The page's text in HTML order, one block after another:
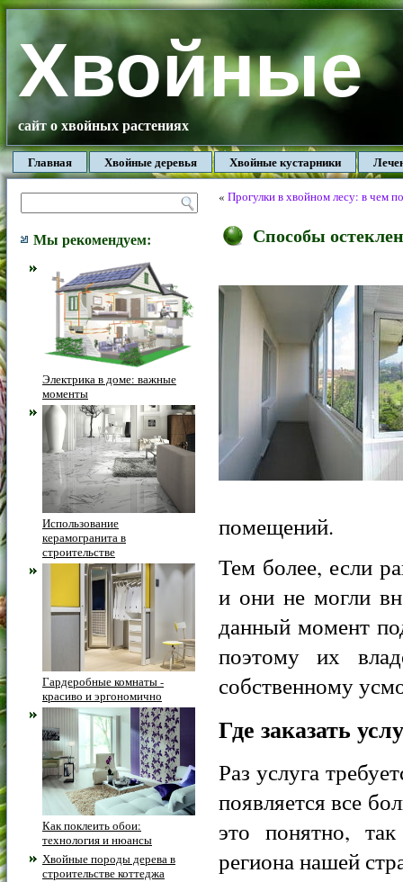
Хвойные
сайт о хвойных растениях
Главная Хвойные деревья Хвойные кустарники
Мы рекомендуем:
Электрика в доме: важные
моменты
Использование
керамогранита в
строительстве
Гардеробные комнаты -
красиво и эргономично
Как поклеить обои:
технология и нюансы
Хвойные породы дерева в
строительстве коттеджа
« Прогулки в хвойном лесу: в чем
Способы
помещений.
Тем более, если
и они не могли
данный момент
поэтому их
собственному
Где заказать
Раз услуга
появляется все
это понятно,
региона нашей